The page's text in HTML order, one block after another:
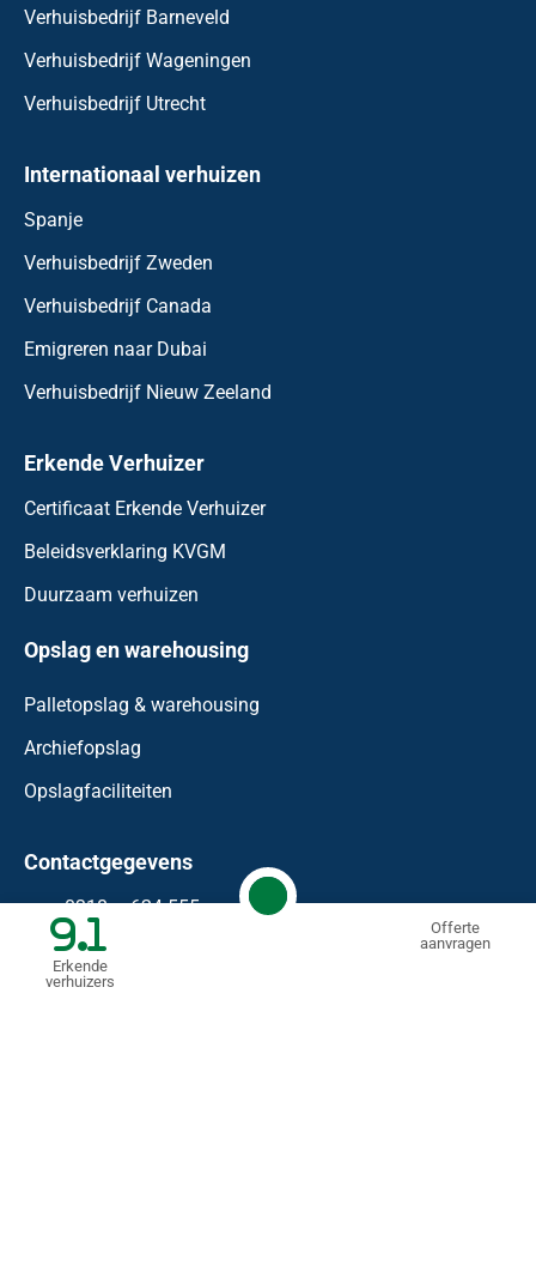
Verhuisbedrijf Barneveld
Verhuisbedrijf Wageningen
Verhuisbedrijf Utrecht
Internationaal verhuizen
Spanje
Verhuisbedrijf Zweden
Verhuisbedrijf Canada
Emigreren naar Dubai
Verhuisbedrijf Nieuw Zeeland
Erkende Verhuizer
Certificaat Erkende Verhuizer
Beleidsverklaring KVGM
Duurzaam verhuizen
Opslag en warehousing
Palletopslag & warehousing
Archiefopslag
Opslagfaciliteiten
Contactgegevens
0318 – 624 555
info@waaijenberg.nl
Bonnetstraat 59
9.1
Erkende
verhuizers
Offerte
aanvragen